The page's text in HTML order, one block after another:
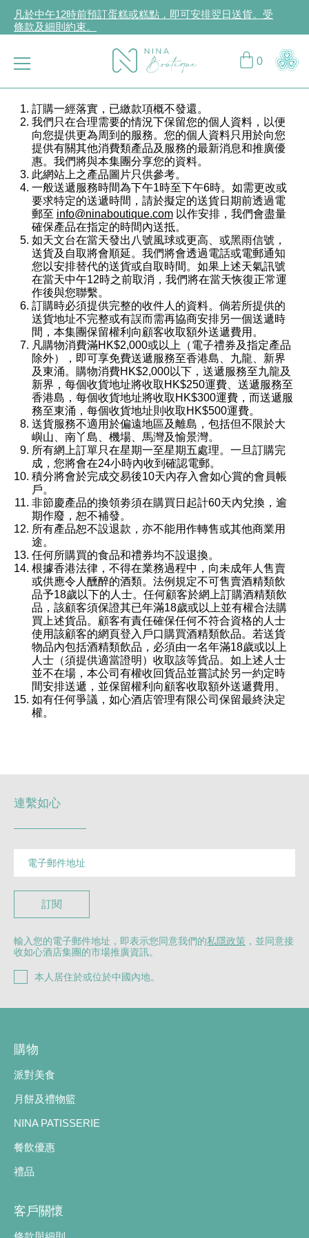
凡於中午12時前預訂蛋糕或糕點，即可安排翌日送貨。受
條款及細則約束。
立即登入或註冊成為CCG Hearts如心賞會員享受專屬購物
折扣！
0
訂購一經落實，已繳款項概不發還。
我們只在合理需要的情況下保留您的個人資料，以便
向您提供更為周到的服務。您的個人資料只用於向您
提供有關其他消費類產品及服務的最新消息和推廣優
惠。我們將與本集團分享您的資料。
此網站上之產品圖片只供參考。
一般送遞服務時間為下午1時至下午6時。如需更改或
要求特定的送遞時間，請於擬定的送貨日期前透過電
郵至 info@ninaboutique.com以作安排，我們會盡量
確保產品在指定的時間內送抵。
如天文台在當天發出八號風球或更高、或黑雨信號，
送貨及自取將會順延。我們將會透過電話或電郵通知
您以安排替代的送貨或自取時間。如果上述天氣訊號
在當天中午12時之前取消，我們將在當天恢復正常運
作後與您聯繫。
訂購時必須提供完整的收件人的資料。倘若所提供的
送貨地址不完整或有誤而需再協商安排另一個送遞時
間，本集團保留權利向顧客收取額外送遞費用。
凡購物消費滿HK$2,000或以上（電子禮券及指定產品
除外），即可享免費送遞服務至香港島、九龍、新界
及東涌。購物消費HK$2,000以下，送遞服務至九龍及
新界，每個收貨地址將收取HK$250運費、送遞服務至
香港島，每個收貨地址將收取HK$300運費，而送遞服
務至東涌，每個收貨地址則收取HK$500運費。
送貨服務不適用於偏遠地區及離島，包括但不限於大
嶼山、南丫島、機場、馬灣及愉景灣。
所有網上訂單只在星期一至星期五處理。一旦訂購完
成，您將會在24小時內收到確認電郵。
積分將會於完成交易後10天內存入會如心賞的會員帳
戶。
非節慶產品的換領劵須在購買日起計60天內兌換，逾
期作廢，恕不補發。
所有產品恕不設退款，亦不能用作轉售或其他商業用
途。
任何所購買的食品和禮券均不設退換。
根據香港法律，不得在業務過程中，向未成年人售賣
或供應令人醺醉的酒類。法例規定不可售賣酒精類飲
品予18歲以下的人士。任何顧客於網上訂購酒精類飲
品，該顧客須保證其已年滿18歲或以上並有權合法購
買上述貨品。顧客有責任確保任何不符合資格的人士
使用該顧客的網頁登入戶口購買酒精類飲品。若送貨
物品內包括酒精類飲品，必須由一名年滿18歲或以上
人士（須提供適當證明）收取該等貨品。如上述人士
並不在場，本公司有權收回貨品並嘗試於另一約定時
間安排送遞，並保留權利向顧客收取額外送遞費用。
如有任何爭議，如心酒店管理有限公司保留最終決定
權。
連繫如心
訂閱
輸入您的電子郵件地址，即表示您同意我們的私隱政策 ，並同意接
收如心酒店集團的市場推廣資訊。
本人居住於或位於中國內地。
購物
派對美食
月餅及禮物籃
NINA PATISSERIE
餐飲優惠
禮品
客戶關懷